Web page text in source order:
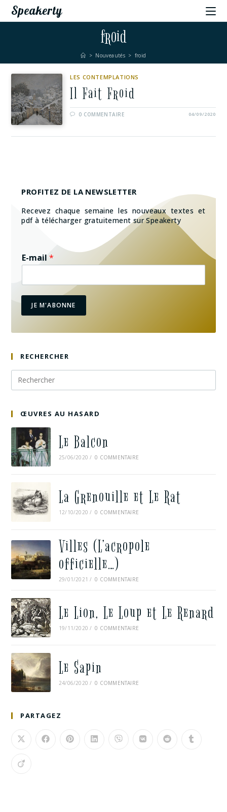
Speakerty
froid
> Nouveautés > froid
LES CONTEMPLATIONS
Il Fait Froid
0 COMMENTAIRE 04/09/2020
PROFITEZ DE LA NEWSLETTER
Recevez chaque semaine les nouveaux textes et
pdf à télécharger gratuitement sur Speakerty
E-mail*
JE M'ABONNE
RECHERCHER
ŒUVRES AU HASARD
Le Balcon
25/06/2020 / 0 COMMENTAIRE
La Grenouille et Le Rat
12/10/2020 / 0 COMMENTAIRE
Villes (L’acropole
officielle…)
29/01/2021 / 0 COMMENTAIRE
Le Lion, Le Loup et Le Renard
19/11/2020 / 0 COMMENTAIRE
Le Sapin
24/06/2020 / 0 COMMENTAIRE
PARTAGEZ